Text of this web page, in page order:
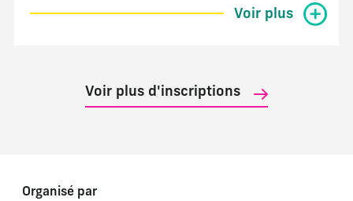
Voir plus
Voir plus d'inscriptions
Organisé par